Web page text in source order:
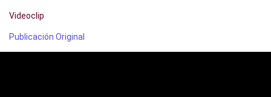
Videoclip
Publicación Original